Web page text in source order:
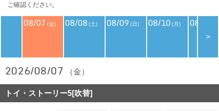
ご確認ください。
08/07 (金) 08/08 (土) 08/09 (日) 08/10 (月) 08/11
>
2026/08/07 （金）
トイ・ストーリー5[吹替]